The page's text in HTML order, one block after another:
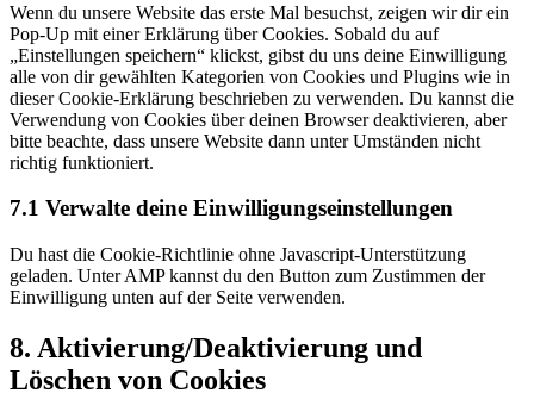
Wenn du unsere Website das erste Mal besuchst, zeigen wir dir ein
Pop-Up mit einer Erklärung über Cookies. Sobald du auf
„Einstellungen speichern“ klickst, gibst du uns deine Einwilligung
alle von dir gewählten Kategorien von Cookies und Plugins wie in
dieser Cookie-Erklärung beschrieben zu verwenden. Du kannst die
Verwendung von Cookies über deinen Browser deaktivieren, aber
bitte beachte, dass unsere Website dann unter Umständen nicht
richtig funktioniert.
7.1 Verwalte deine Einwilligungseinstellungen
Du hast die Cookie-Richtlinie ohne Javascript-Unterstützung
geladen. Unter AMP kannst du den Button zum Zustimmen der
Einwilligung unten auf der Seite verwenden.
8. Aktivierung/Deaktivierung und
Löschen von Cookies